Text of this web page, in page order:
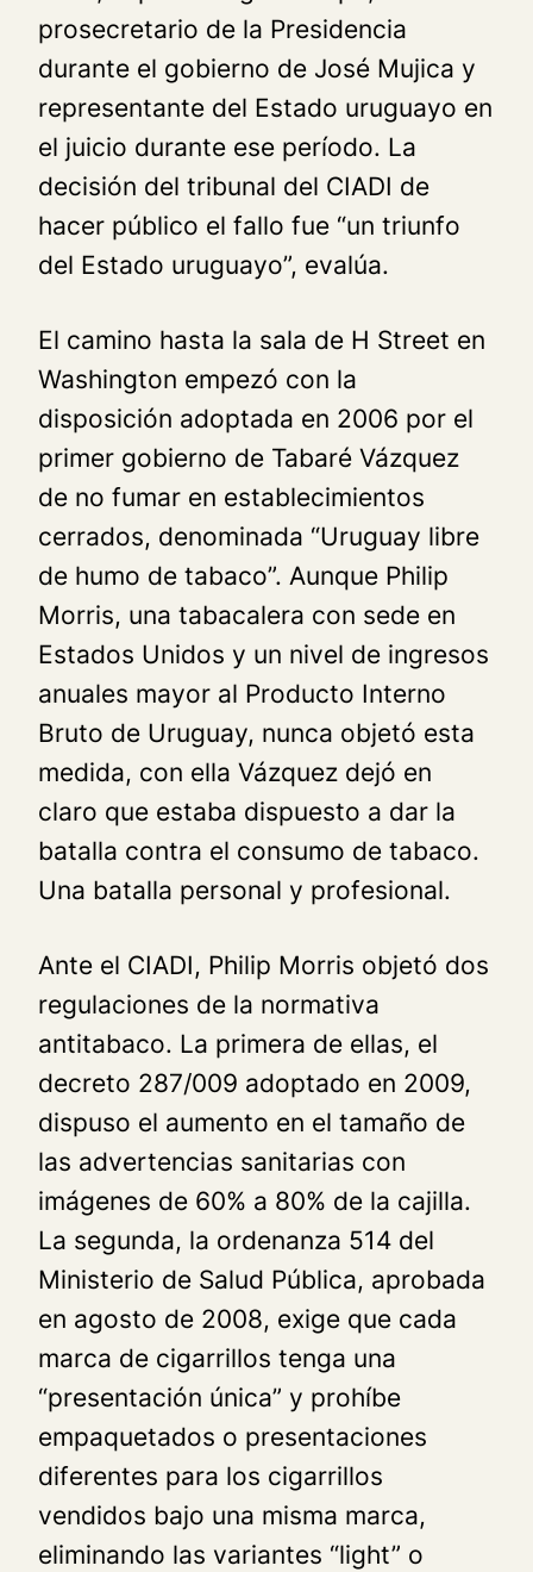
prosecretario de la Presidencia
durante el gobierno de José Mujica y
representante del Estado uruguayo en
el juicio durante ese período. La
decisión del tribunal del CIADI de
hacer público el fallo fue “un triunfo
del Estado uruguayo”, evalúa.
El camino hasta la sala de H Street en
Washington empezó con la
disposición adoptada en 2006 por el
primer gobierno de Tabaré Vázquez
de no fumar en establecimientos
cerrados, denominada “Uruguay libre
de humo de tabaco”. Aunque Philip
Morris, una tabacalera con sede en
Estados Unidos y un nivel de ingresos
anuales mayor al Producto Interno
Bruto de Uruguay, nunca objetó esta
medida, con ella Vázquez dejó en
claro que estaba dispuesto a dar la
batalla contra el consumo de tabaco.
Una batalla personal y profesional.
Ante el CIADI, Philip Morris objetó dos
regulaciones de la normativa
antitabaco. La primera de ellas, el
decreto 287/009 adoptado en 2009,
dispuso el aumento en el tamaño de
las advertencias sanitarias con
imágenes de 60% a 80% de la cajilla.
La segunda, la ordenanza 514 del
Ministerio de Salud Pública, aprobada
en agosto de 2008, exige que cada
marca de cigarrillos tenga una
“presentación única” y prohíbe
empaquetados o presentaciones
diferentes para los cigarrillos
vendidos bajo una misma marca,
eliminando las variantes “light” o